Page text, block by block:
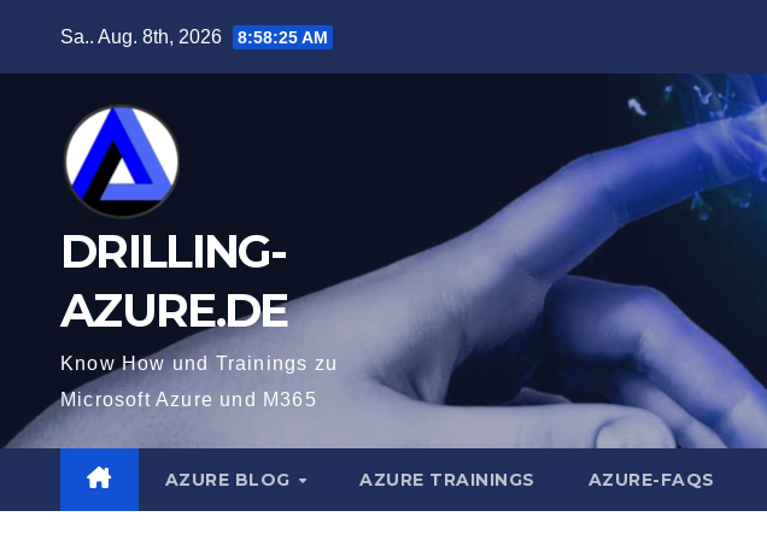
Sa.. Aug. 8th, 2026 8:58:26 AM
DRILLING-
AZURE.DE
Know How und Trainings zu
Microsoft Azure und M365
AZURE BLOG AZURE TRAININGS AZURE-FAQS